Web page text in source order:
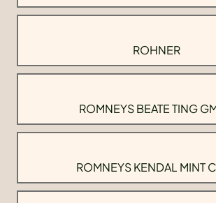
ROHNER
ROMNEYS BEATE TING
ROMNEYS KENDAL MINT